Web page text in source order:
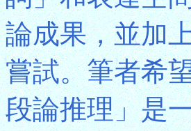
論成果，並加
嘗試。筆者希
段論推理」是